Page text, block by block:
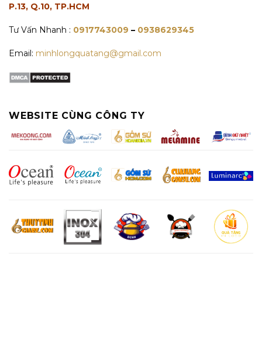
P.13, Q.10, TP.HCM
Tư Vấn Nhanh : 0917743009 – 0938629345
Email: minhlongquatang@gmail.com
WEBSITE CÙNG CÔNG TY